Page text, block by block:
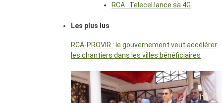
RCA : Telecel lance sa 4G
Les plus lus
RCA-PROVIR : le gouvernement veut accélérer
les chantiers dans les villes bénéficiaires